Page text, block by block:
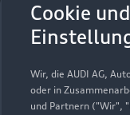
Cookie
Wir, die AUDI AG,
oder in
und Partnern ("Wir",